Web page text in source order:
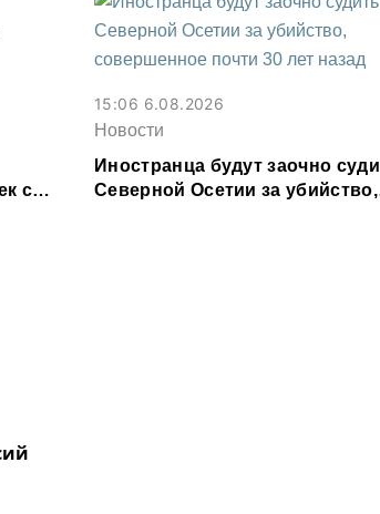
с
15:06 6.08.2026
Новости
Иностранца будут заочно
Северной Осетии за убийство,